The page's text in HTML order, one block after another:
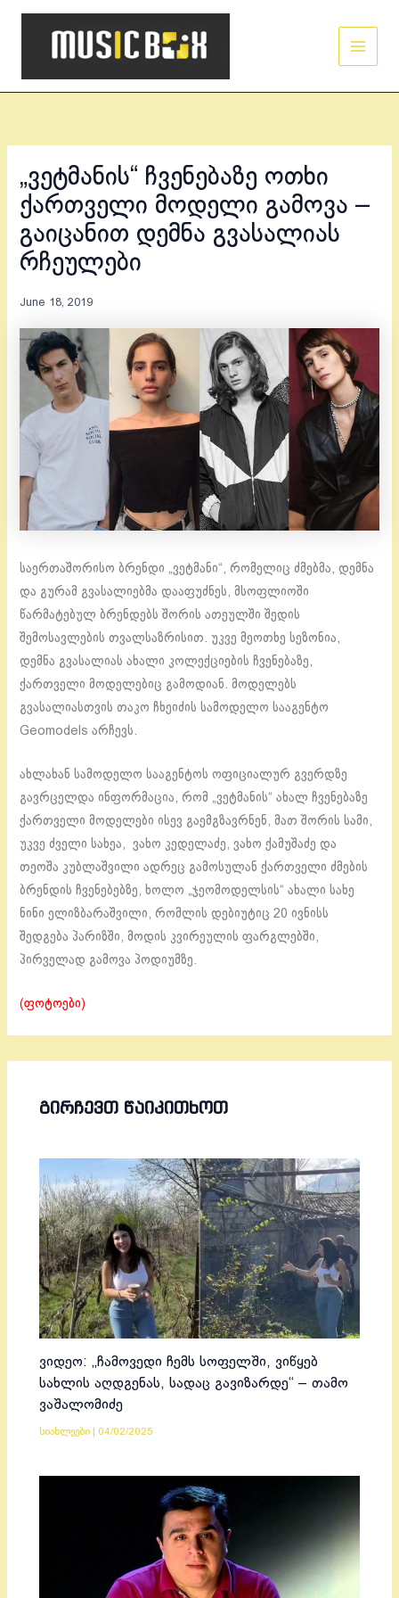
Skip
„ვეტმანის“ ჩვენებაზე ოთხი
ქართველი მოდელი გამოვა –
გაიცანით დემნა გვასალიას
რჩეულები
June 18, 2019
საერთაშორისო ბრენდი „ვეტმანი“, რომელიც ძმებმა, დემნა
და გურამ გვასალიებმა დააფუძნეს, მსოფლიოში
წარმატებულ ბრენდებს შორის ათეულში შედის
შემოსავლების თვალსაზრისით. უკვე მეოთხე სეზონია,
დემნა გვასალიას ახალი კოლექციების ჩვენებაზე,
ქართველი მოდელებიც გამოდიან. მოდელებს
გვასალიასთვის თაკო ჩხეიძის სამოდელო სააგენტო
Geomodels არჩევს.
ახლახან სამოდელო სააგენტოს ოფიციალურ გვერდზე
გავრცელდა ინფორმაცია, რომ „ვეტმანის“ ახალ ჩვენებაზე
ქართველი მოდელები ისევ გაემგზავრნენ, მათ შორის სამი,
უკვე ძველი სახეა, ვახო კედელაძე, ვახო ქამუშაძე და
თეოშა კუბლაშვილი ადრეც გამოსულან ქართველი ძმების
ბრენდის ჩვენებებზე, ხოლო „ჯეომოდელსის“ ახალი სახე
ნინი ელიზბარაშვილი, რომლის დებიუტიც 20 ივნისს
შედგება პარიზში, მოდის კვირეულის ფარგლებში,
პირველად გამოვა პოდიუმზე.
(ფოტოები)
ᲒᲘᲠᲩᲔᲕᲗ ᲬᲐᲘᲙᲘᲗᲮᲝᲗ
ვიდეო: „ჩამოვედი ჩემს სოფელში, ვიწყებ
სახლის აღდგენას, სადაც გავიზარდე“ – თამო
ვაშალომიძე
სიახლეები 04/02/2025